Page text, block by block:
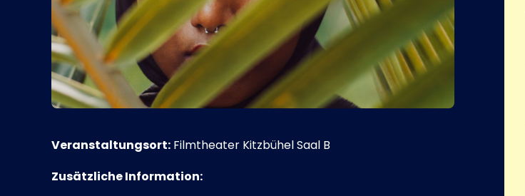
Veranstaltungsort: Filmtheater Kitzbühel Saal B
Zusätzliche Information: